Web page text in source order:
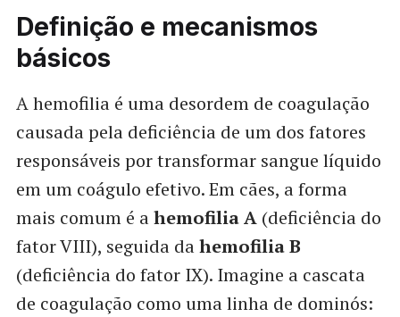
Definição e mecanismos
básicos
A hemofilia é uma desordem de coagulação
causada pela deficiência de um dos fatores
responsáveis por transformar sangue líquido
em um coágulo efetivo. Em cães, a forma
mais comum é ahemofilia A(deficiência do
fator VIII), seguida dahemofilia B
(deficiência do fator IX). Imagine a cascata
de coagulação como uma linha de dominós: